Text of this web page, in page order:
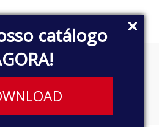
catálogo